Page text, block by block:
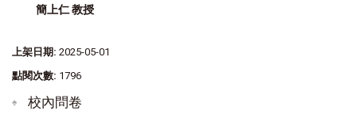
簡上仁 教授
上架日期: 2025-05-01
點閱次數: 1796
校內問卷